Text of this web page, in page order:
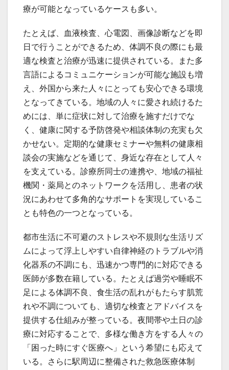
療が可能となっているケースも多い。
たとえば、血液検査、心電図、画像診断などを即
日で行うことができるため、体調不良の際にも最
適な検査と治療が迅速に提供されている。また多
言語によるコミュニケーションが可能な施設も増
え、外国から来た人々にとっても安心できる環境
となってきている。地域の人々に愛され続けるた
めには、単に症状に対して治療を施すだけでな
く、健康に関する予防啓発や相談体制の充実も欠
かせない。定期的な健康セミナーや無料の健康相
談会の実施などを通じて、身近な存在として人々
を支えている。診療所同士の連携や、地域の福祉
機関・薬局とのネットワークを活用し、患者の状
況にあわせて多角的なサポートを実現しているこ
とも特色の一つとなっている。
都市生活に不可避のストレスや不規則な生活リズ
ムによって浮上しやすい自律神経のトラブルや消
化器系の不調にも、迅速かつ専門的に対応できる
医師が多数在籍している。たとえば過労や睡眠不
足による体調不良、食生活の乱れがもたらす肌荒
れや不調についても、適切な検査とアドバイスを
提供する仕組みが整っている。夜間帯や土日の診
療に対応することで、多様な働き方をする人々の
「困った時にすぐ医療へ」という希望にも応えて
いる。さらに駅周辺に整備された救急医療体制